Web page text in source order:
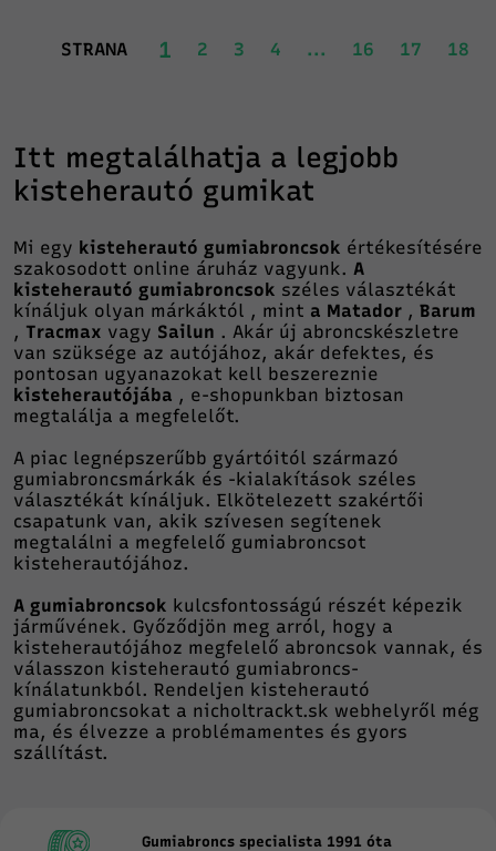
STRANA 1 2 3 4 ... 16 17 18
Itt megtalálhatja a legjobb
kisteherautó gumikat
Mi egy kisteherautó gumiabroncsok értékesítésére
szakosodott online áruház vagyunk. A
kisteherautó gumiabroncsok széles választékát
kínáljuk olyan márkáktól , mint a Matador , Barum
, Tracmax vagy Sailun . Akár új abroncskészletre
van szüksége az autójához, akár defektes, és
pontosan ugyanazokat kell beszereznie
kisteherautójába , e-shopunkban biztosan
megtalálja a megfelelőt.
A piac legnépszerűbb gyártóitól származó
gumiabroncsmárkák és -kialakítások széles
választékát kínáljuk. Elkötelezett szakértői
csapatunk van, akik szívesen segítenek
megtalálni a megfelelő gumiabroncsot
kisteherautójához.
A gumiabroncsok kulcsfontosságú részét képezik
járművének. Győződjön meg arról, hogy a
kisteherautójához megfelelő abroncsok vannak, és
válasszon kisteherautó gumiabroncs-
kínálatunkból. Rendeljen kisteherautó
gumiabroncsokat a nicholtrackt.sk webhelyről még
ma, és élvezze a problémamentes és gyors
szállítást.
Gumiabroncs specialista 1991 óta